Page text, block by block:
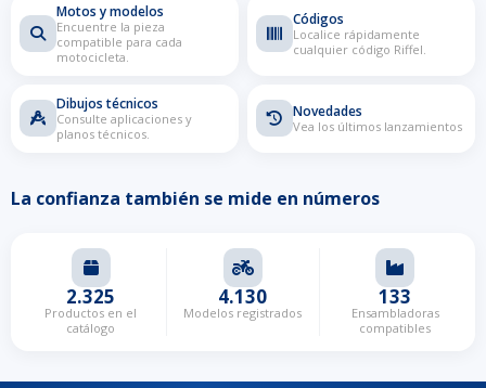
Motos y modelos
Encuentre la pieza
compatible para cada
motocicleta.
Códigos
Localice rápidamente
cualquier código Riffel.
Dibujos técnicos
Consulte aplicaciones y
planos técnicos.
Novedades
Vea los últimos lanzamientos
La confianza también se mide en números
2.325
Productos en el
catálogo
4.130
Modelos registrados
133
Ensambladoras
compatibles